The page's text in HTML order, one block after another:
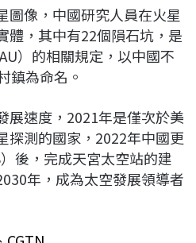
圖像，中國研究人員在火星
體，其中有22個隕石坑，是
）的相關規定，以中國不
鎮為命名。
展速度，2021年是僅次於美
探測的國家，2022年中國更
後，完成天宮太空站的建
年，成為太空發展領導者